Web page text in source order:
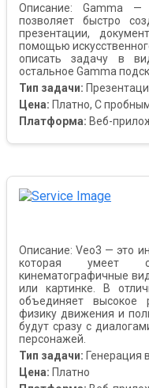
Описание: Gamma —
позволяет быстро
презентации,
помощью
описать задачу в
остальное Gamma
Тип задачи:
Цена: Платно, С
Платформа: Веб-
Описание: Veo3 — это
которая умеет
кинематографичные
или картинке. В
объединяет высокое
физику движения и
будут сразу с
персонажей.
Тип задачи: Генерация
Цена: Платно